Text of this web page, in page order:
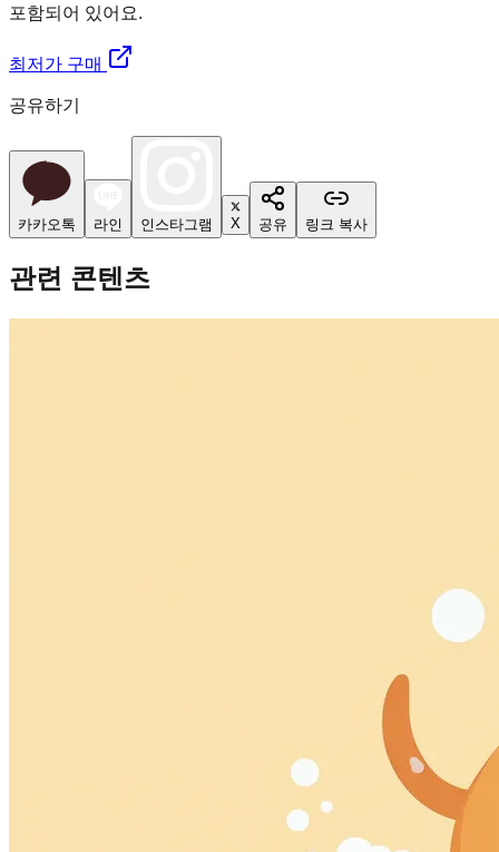
포함되어 있어요.
최저가 구매
공유하기
카카오톡 라인 인스타그램 X 공유 링크 복사
관련 콘텐츠